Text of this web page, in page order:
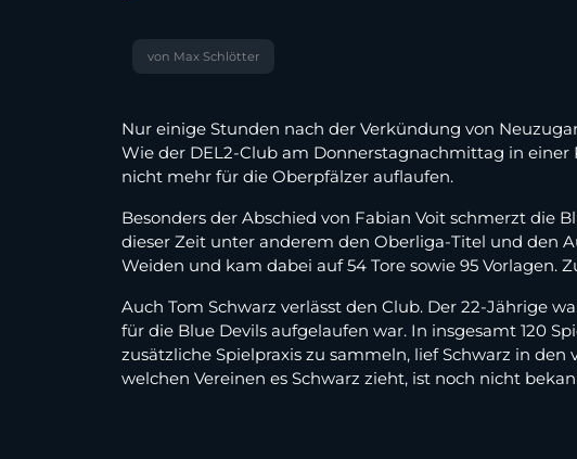
von Max Schlötter
Nur einige Stunden nach der Verkündung von
Wie der DEL2-Club am Donnerstagnachmittag in
nicht mehr für die Oberpfälzer auflaufen.
Besonders der Abschied von Fabian Voit schmerzt die
dieser Zeit unter anderem den Oberliga-Titel und den
Weiden und kam dabei auf 54 Tore sowie 95
Auch Tom Schwarz verlässt den Club. Der 22-Jährige
für die Blue Devils aufgelaufen war. In insgesamt 120
zusätzliche Spielpraxis zu sammeln, lief Schwarz in
welchen Vereinen es Schwarz zieht, ist noch nicht